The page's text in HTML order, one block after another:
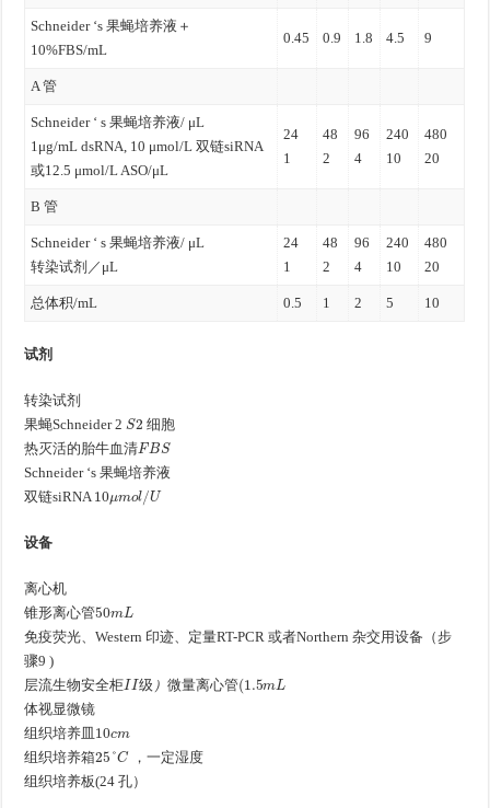
Schneider ‘s 果蝇培养液＋
10%FBS/mL
0.45 0.9 1.8 4.5 9
A 管
Schneider ‘ s 果蝇培养液/ μL
1μg/mL dsRNA, 10 μmol/L 双链siRNA
或12.5 μmol/L ASO/μL
24
1
48
2
96
4
240
10
480
20
B 管
Schneider ‘ s 果蝇培养液/ μL
转染试剂／μL
24
1
48
2
96
4
240
10
480
20
总体积/mL 0.5 1 2 5 10
试剂
转染试剂
果蝇Schneider 2S2 细胞
热灭活的胎牛血清FBS
Schneider ‘s 果蝇培养液
双链siRNA 10 l/ U
设备
离心机
锥形离心管50
L
免疫荧光、Western 印迹、定量RT-PCR 或者Northern 杂交用设备（步
骤9 )
层流生物安全柜II级） 微量离心管(1.5 m
体视显微镜
组织培养皿 10
组织培养箱25 ° C，一定湿度
组织培养板(24 孔）